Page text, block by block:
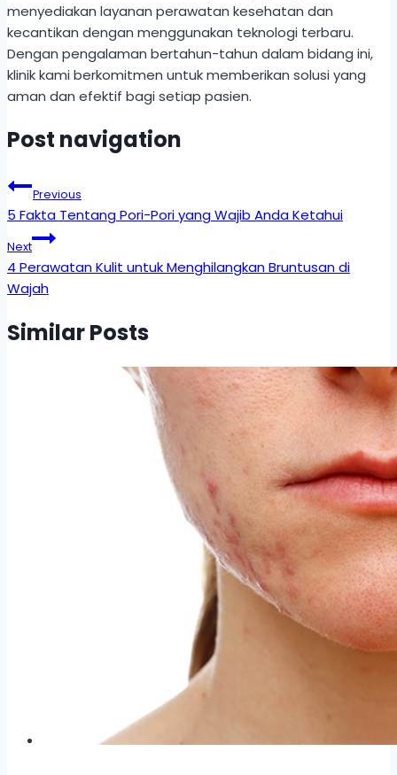
menyediakan layanan perawatan kesehatan dan
kecantikan dengan menggunakan teknologi terbaru.
Dengan pengalaman bertahun-tahun dalam bidang ini,
klinik kami berkomitmen untuk memberikan solusi yang
aman dan efektif bagi setiap pasien.
Post navigation
Previous
5 Fakta Tentang Pori-Pori yang Wajib Anda Ketahui
Next
4 Perawatan Kulit untuk Menghilangkan Bruntusan di
Wajah
Similar Posts